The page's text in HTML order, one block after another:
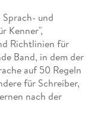
und
Kenner",
Richtlinien für
Band, in dem der
auf 50 Regeln
für Schreiber,
nach der